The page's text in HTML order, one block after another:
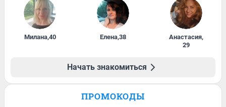
Милана,40 Елена,38 Анастасия,
29
Начать знакомиться
ПРОМОКОДЫ